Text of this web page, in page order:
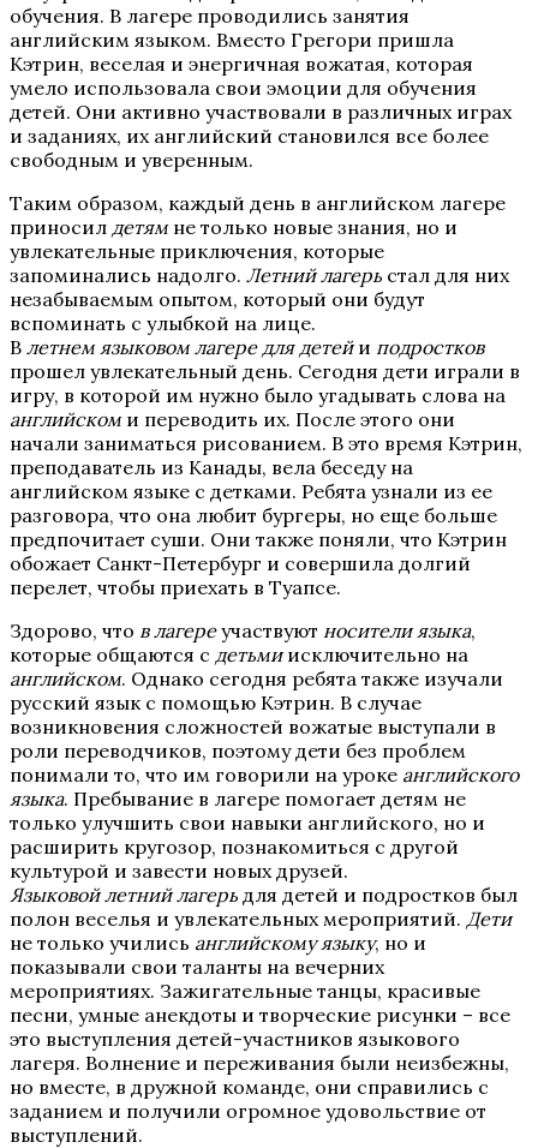
обучения. В лагере проводились занятия
английским языком. Вместо Грегори пришла
Кэтрин, веселая и энергичная вожатая, которая
умело использовала свои эмоции для обучения
детей. Они активно участвовали в различных играх
и заданиях, их английский становился все более
свободным и уверенным.
Таким образом, каждый день в английском лагере
приносил детямне только новые знания, но и
увлекательные приключения, которые
запоминались надолго. Летний лагерь стал для них
незабываемым опытом, который они будут
вспоминать с улыбкой на лице.
В летнем языковом лагере для детейи подростков
прошел увлекательный день. Сегодня дети играли в
игру, в которой им нужно было угадывать слова на
английскоми переводить их. После этого они
начали заниматься рисованием. В это время Кэтрин,
преподаватель из Канады, вела беседу на
английском языке с детками. Ребята узнали из ее
разговора, что она любит бургеры, но еще больше
предпочитает суши. Они также поняли, что Кэтрин
обожает Санкт-Петербург и совершила долгий
перелет, чтобы приехать в Туапсе.
Здорово, что в лагереучаствуют носители языка,
которые общаются с детьмиисключительно на
английском. Однако сегодня ребята также изучали
русский язык с помощью Кэтрин. В случае
возникновения сложностей вожатые выступали в
роли переводчиков, поэтому дети без проблем
понимали то, что им говорили на уроке английского
языка. Пребывание в лагере помогает детям не
только улучшить свои навыки английского, но и
расширить кругозор, познакомиться с другой
культурой и завести новых друзей.
Языковой летний лагерь для детей и подростков был
полон веселья и увлекательных мероприятий. Дети
не только учились английскому языку, но и
показывали свои таланты на вечерних
мероприятиях. Зажигательные танцы, красивые
песни, умные анекдоты и творческие рисунки – все
это выступления детей-участников языкового
лагеря. Волнение и переживания были неизбежны,
но вместе, в дружной команде, они справились с
заданием и получили огромное удовольствие от
выступлений.